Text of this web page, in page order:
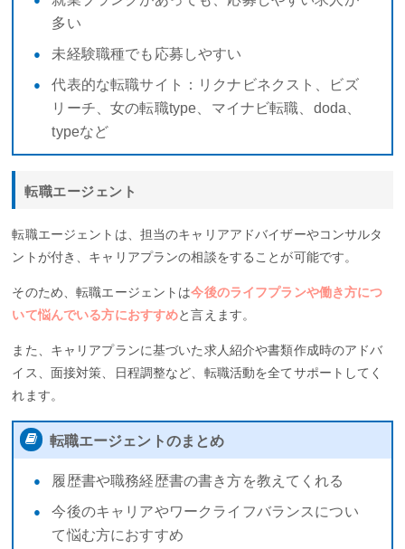
多い
未経験職種でも応募しやすい
代表的な転職サイト：リクナビネクスト、ビズ
リーチ、女の転職type、マイナビ転職、doda、
typeなど
転職エージェント
転職エージェントは、担当のキャリアアドバイザーやコンサルタ
ントが付き、キャリアプランの相談をすることが可能です。
そのため、転職エージェントは今後のライフプランや働き方につ
いて悩んでいる方におすすめと言えます。
また、キャリアプランに基づいた求人紹介や書類作成時のアドバ
イス、面接対策、日程調整など、転職活動を全てサポートしてく
れます。
転職エージェントのまとめ
履歴書や職務経歴書の書き方を教えてくれる
今後のキャリアやワークライフバランスについ
て悩む方におすすめ